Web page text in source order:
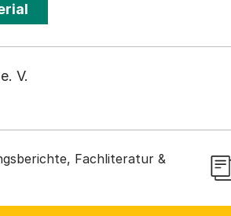
V.
Fachliteratur &